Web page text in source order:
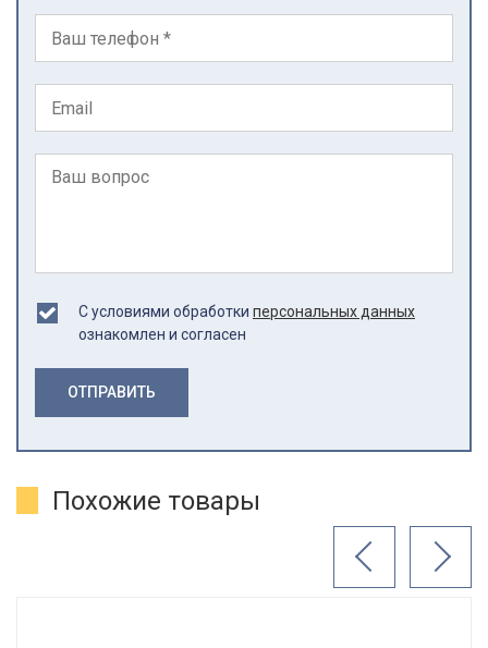
С условиями обработки персональных данных
ознакомлен и согласен
ОТПРАВИТЬ
Похожие товары